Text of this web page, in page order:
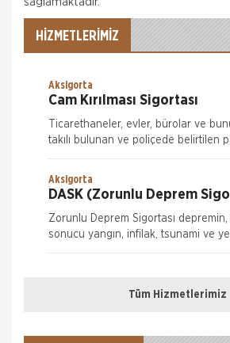
HİZMETLERİMİZ
Trafik Sigortası
Trafik Sigortası her araç için
Aksigorta
Cam Kırılması Sigortası
Ticarethaneler, evler, bürolar ve
takılı bulunan ve poliçede belirtilen
kapı, tezgah, raf camları ve aynaların
Aksigorta
DASK (Zorunlu Deprem
Zorunlu Deprem Sigortası
sonucu yangın, infilak, tsunami ve
sigortalı binalarda neden olacağı
Ferdi Kaza SigortasıTüm Hizmetlerimiz
ONLİNE Dask Prim Hesaplama
Trafik Hasarı için Gerekli Bilgiler